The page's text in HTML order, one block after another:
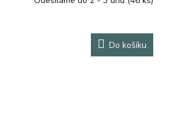
Do košíku